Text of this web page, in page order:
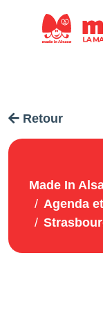
Retour
Made In
Agenda